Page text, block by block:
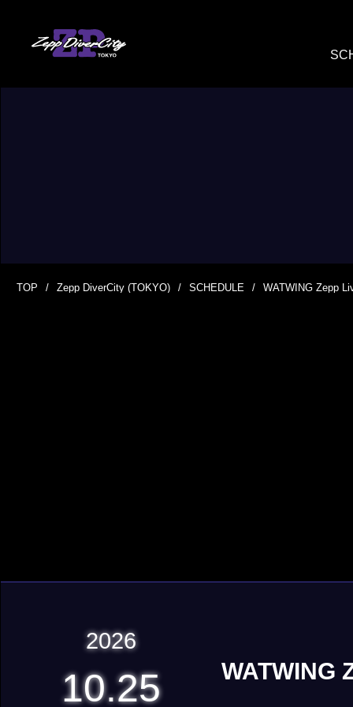
TOP Zepp DiverCity (TOKYO) SCHEDULE WATWING Zepp
2026
10.25 WATWING